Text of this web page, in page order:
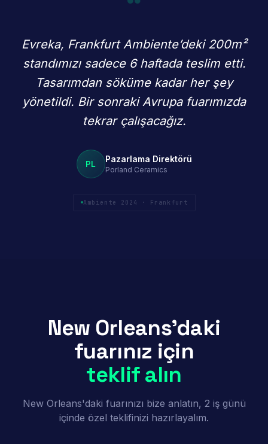
Evreka, Frankfurt Ambiente’deki 200m²
standımızı sadece 6 haftada teslim etti.
Tasarımdan söküme kadar her şey
yönetildi. Bir sonraki Avrupa fuarımızda
tekrar çalışacağız.
PL Pazarlama Direktörü
Porland Ceramics
Ambiente 2024 · Frankfurt
New Orleans'daki
fuarınız için
teklif alın
New Orleans'daki fuarınızı bize anlatın, 2 iş günü
içinde özel teklifinizi hazırlayalım.